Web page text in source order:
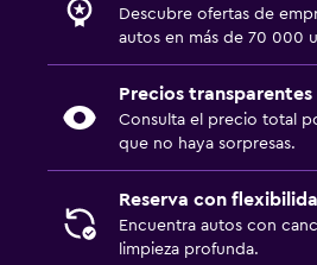
Descubre ofertas de
autos en más de 70 000
Precios transparentes
Consulta el precio total
que no haya sorpresas.
Reserva con
Encuentra autos con
limpieza profunda.